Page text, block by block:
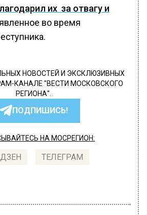
их за отвагу и
во время
НОВОСТЕЙ И ЭКСКЛЮЗИВНЫХ
КАНАЛЕ "ВЕСТИ МОСКОВСКОГО
РЕГИОНА".
ПОДПИШИСЬ!
НА МОСРЕГИОН:
ДЗЕН ТЕЛЕГРАМ